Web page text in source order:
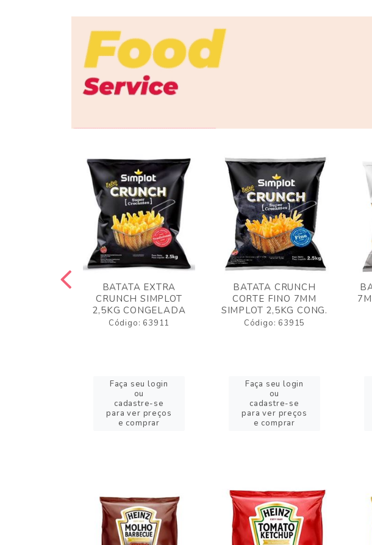
BATATA EXTRA
CRUNCH SIMPLOT
2,5KG CONGELADA
Código: 63911
Faça seu login
ou
cadastre-se
para ver preços
e comprar
BATATA CRUNCH
CORTE FINO 7MM
SIMPLOT 2,5KG CONG.
Código: 63915
Faça seu login
ou
cadastre-se
para ver preços
e comprar